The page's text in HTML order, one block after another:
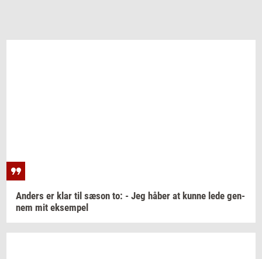
An­ders er klar til sæson to: - Jeg håber at kunne lede gen­
nem mit ek­sem­pel